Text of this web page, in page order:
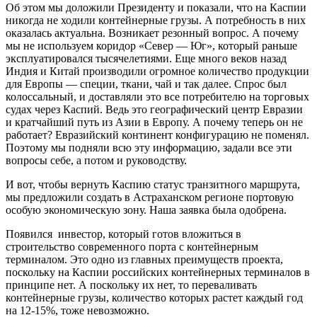
Об этом мы доложили Президенту и показали, что на Каспии
никогда не ходили контейнерные грузы. А потребность в них
оказалась актуальна. Возникает резонный вопрос. А почему
мы не используем коридор «Север — Юг», который раньше
эксплуатировался тысячелетиями. Еще много веков назад
Индия и Китай производили огромное количество продукции
для Европы — специи, ткани, чай и так далее. Спрос был
колоссальный, и доставляли это все потребителю на торговых
судах через Каспий. Ведь это географический центр Евразии
и кратчайший путь из Азии в Европу. А почему теперь он не
работает? Евразийский континент конфигурацию не поменял.
Поэтому мы подняли всю эту информацию, задали все эти
вопросы себе, а потом и руководству.
И вот, чтобы вернуть Каспию статус транзитного маршрута,
мы предложили создать в Астраханском регионе портовую
особую экономическую зону. Наша заявка была одобрена.
Появился инвестор, который готов вложиться в
строительство современного порта с контейнерным
терминалом. Это одно из главных преимуществ проекта,
поскольку на Каспии российских контейнерных терминалов в
принципе нет. А поскольку их нет, то переваливать
контейнерные грузы, количество которых растет каждый год
на 12-15%, тоже невозможно.